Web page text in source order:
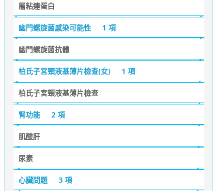
層粘連蛋白
幽門螺旋菌感染可能性 1 項
幽門螺旋菌抗體
柏氏子宮頸液基薄片檢查(女) 1 項
柏氏子宮頸液基薄片檢查
腎功能 2 項
肌酸肝
尿素
心臟問題 3 項